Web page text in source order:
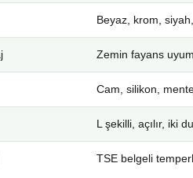
Beyaz, krom,
Zemin fayans
Cam, silikon,
L şekilli, açılır, iki
TSE belgeli